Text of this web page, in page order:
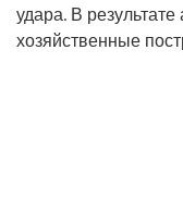
удара. В
хозяйственные